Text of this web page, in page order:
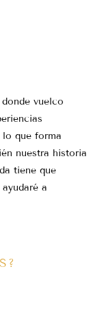
vuelco
lo que forma
nuestra historia
tiene que
a